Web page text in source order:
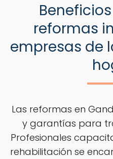
reformas
empresas de
Las reformas en
y garantías para
Profesionales
rehabilitación se